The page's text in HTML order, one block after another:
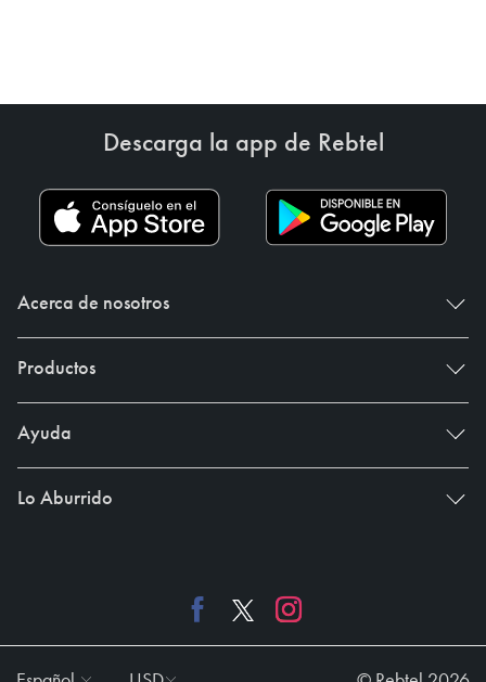
Descarga la app de Rebtel
Acerca de nosotros
Productos
Ayuda
Lo Aburrido